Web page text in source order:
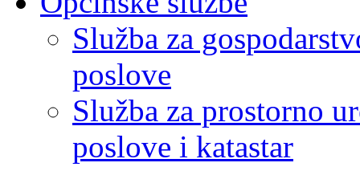
Služba za
poslove
Služba za prostorno
poslove i katastar